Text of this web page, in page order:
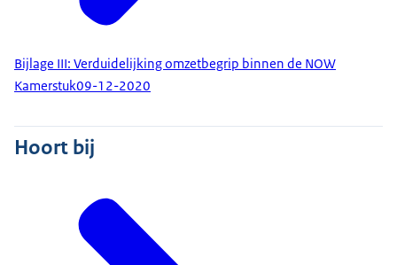
Bijlage III: Verduidelijking omzetbegrip binnen de NOW
Kamerstuk09-12-2020
Hoort bij